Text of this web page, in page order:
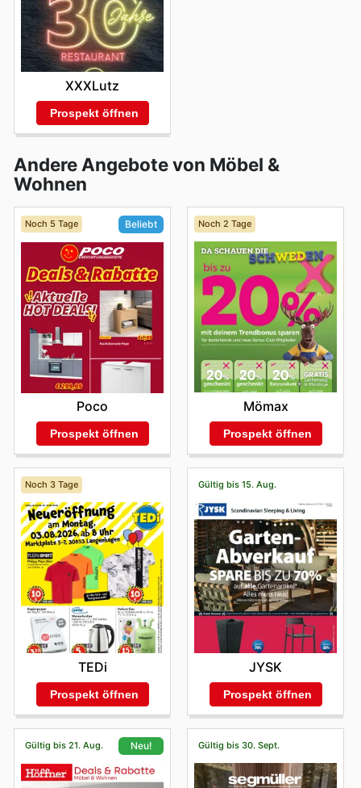
XXXLutz
Prospekt öffnen
Andere Angebote von Möbel &
Wohnen
Noch 5 Tage Beliebt
Poco
Prospekt öffnen
Noch 2 Tage
Mömax
Prospekt öffnen
Noch 3 Tage
TEDi
Prospekt öffnen
Gültig bis 15. Aug.
JYSK
Prospekt öffnen
Gültig bis 21. Aug. Neu! Gültig bis 30. Sept.